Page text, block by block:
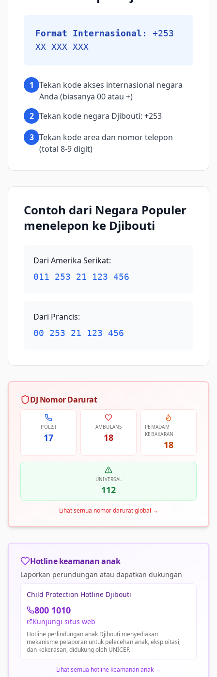
Format Internasional:
+253
XX XXX XXX
1 Tekan kode akses internasional negara
Anda (biasanya 00 atau +)
2 Tekan kode negara Djibouti: +253
3 Tekan kode area dan nomor telepon
(total 8-9 digit)
Contoh dari Negara Populer
menelepon ke Djibouti
Dari Amerika Serikat:
011 253 21 123 456
Dari Prancis:
00 253 21 123 456
DJ Nomor Darurat
POLISI
17
AMBULANS
18
PEMADAM
KEBAKARAN
18
UNIVERSAL
112
Lihat semua nomor darurat global →
Hotline keamanan anak
Laporkan perundungan atau dapatkan dukungan
Child Protection Hotline Djibouti
800 1010
Kunjungi situs web
Hotline perlindungan anak Djibouti menyediakan
mekanisme pelaporan untuk pelecehan anak, eksploitasi,
dan kekerasan, didukung oleh UNICEF.
Lihat semua hotline keamanan anak →